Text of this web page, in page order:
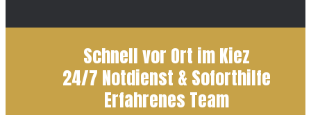
Schnell vor Ort im Kiez
24/7 Notdienst & Soforthilfe
Erfahrenes Team